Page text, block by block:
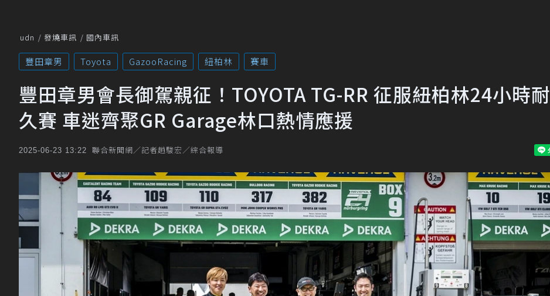
udn 發燒車訊 國內車訊
豐田章男 Toyota GazooRacing 紐柏林 賽車
豐田章男會長御駕親征！TOYOTA TG-RR 征服紐柏林24小時耐
久賽 車迷齊聚GR Garage林口熱情應援
2025-06-23 13:22 聯合新聞網／記者趙駿宏／綜合報導